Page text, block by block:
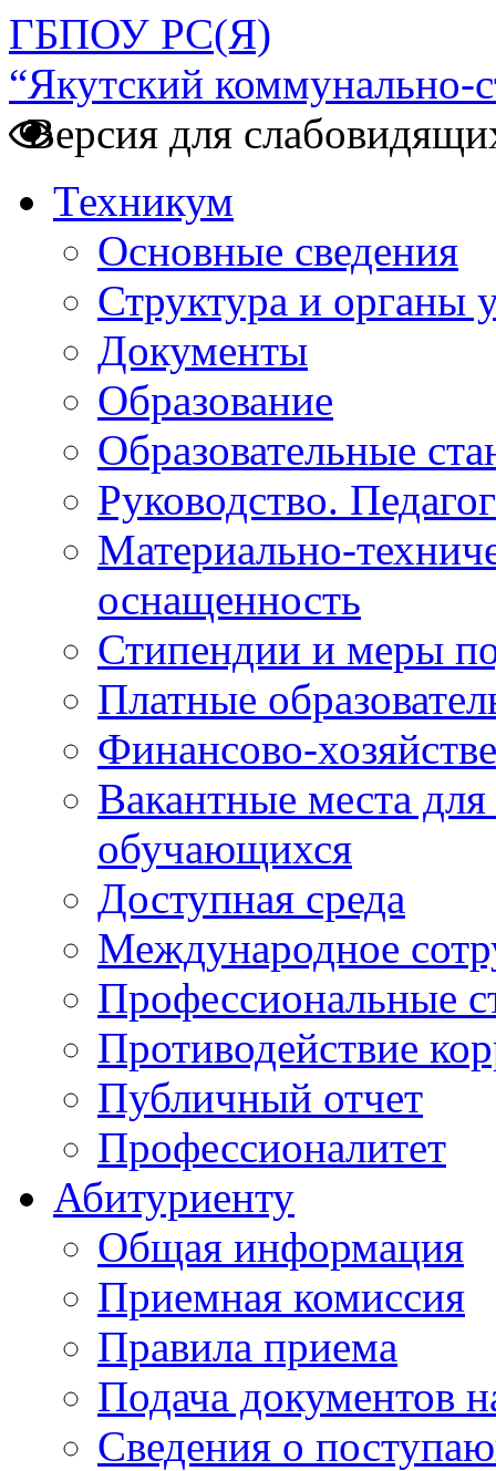
ГБПОУ РС(Я)
“Якутский коммунально-
Версия для
Техникум
Основные сведения
Структура и органы
Документы
Образование
Образовательные
Руководство.
Материально-
оснащенность
Стипендии и меры
Платные
Финансово-
Вакантные места
обучающихся
Доступная среда
Международное
Профессиональные
Противодействие
Публичный отчет
Профессионалитет
Абитуриенту
Общая информация
Приемная комиссия
Правила приема
Подача документов
Сведения о